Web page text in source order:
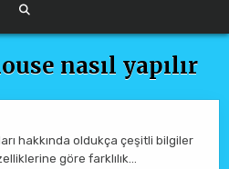
nasıl yapılır
hakkında oldukça çeşitli bilgiler
göre farklılık…